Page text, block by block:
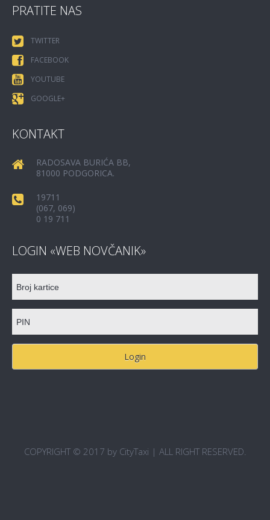
PRATITE NAS
TWITTER
FACEBOOK
YOUTUBE
GOOGLE+
KONTAKT
RADOSAVA BURIĆA BB,
81000 PODGORICA.
19711
(067, 069)
0 19 711
LOGIN «WEB NOVČANIK»
COPYRIGHT © 2017 by CityTaxi | ALL RIGHT RESERVED.